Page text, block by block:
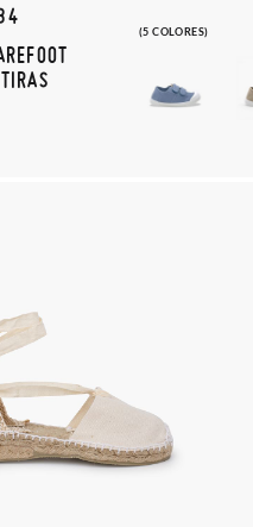
(5 COLORES)